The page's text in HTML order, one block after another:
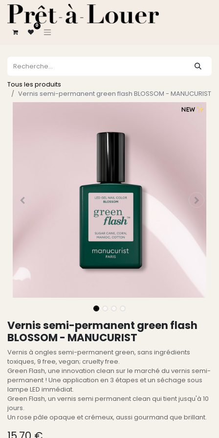
0
Tous les produits
Vernis semi-permanent green flash BLOSSOM - MANUCURIST
Vernis semi-permanent green flash
BLOSSOM - MANUCURIST
Vernis à ongles semi-permanent green, sans ingrédients
toxiques, 9 free, vegan; cruelty free.
Green Flash, une innovation clean sur le marché du vernis semi-
permanent ! Une application en 3 étapes et un séchage sous
lampe LED immédiat.
Green Flash, un vernis semi permanent clean qui tient jusqu'à 10
jours.
Un rose pâle opaque et crémeux, aussi gourmand que brillant.